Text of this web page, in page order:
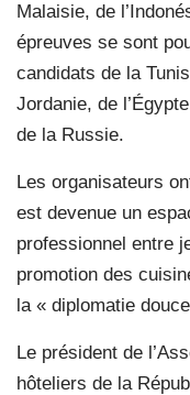
Malaisie, de
épreuves se sont
candidats de la
Jordanie, de
de la Russie.
Les organisateurs
est devenue un
professionnel entre
promotion des
la « diplomatie
Le président de
hôteliers de la